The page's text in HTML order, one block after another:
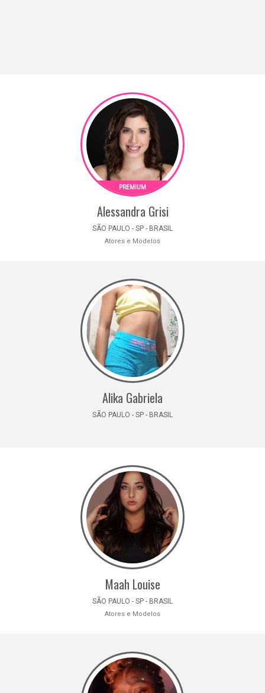
Alessandra Grisi
SÃO PAULO - SP - BRASIL
Atores e Modelos
Alika Gabriela
SÃO PAULO - SP - BRASIL
Maah Louise
SÃO PAULO - SP - BRASIL
Atores e Modelos